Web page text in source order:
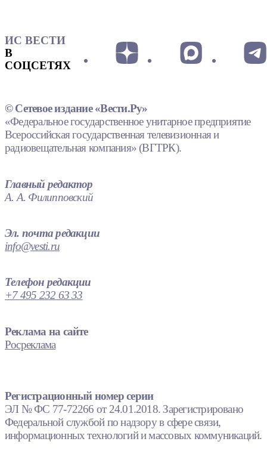
ИС ВЕСТИ
В
СОЦСЕТЯХ
© Сетевое издание «Вести.Ру»
«Федеральное государственное унитарное предприятие
Всероссийская государственная телевизионная и
радиовещательная компания» (ВГТРК).
Главный редактор
А. А. Филипповский
Эл. почта редакции
info@vesti.ru
Телефон редакции
+7 495 232 63 33
Реклама на сайте
Росреклама
Регистрационный номер серии
ЭЛ № ФС 77-72266 от 24.01.2018. Зарегистрировано
Федеральной службой по надзору в сфере связи,
информационных технологий и массовых коммуникаций.